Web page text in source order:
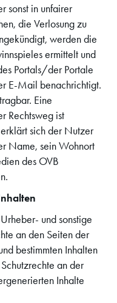
sonst in unfairer
die Verlosung zu
werden die
ermittelt und
Portals/der Portale
E-Mail benachrichtigt.
Eine
Rechtsweg ist
sich der Nutzer
Name, sein Wohnort
des OVB
und sonstige
an den Seiten der
bestimmten Inhalten
an der
Inhalte